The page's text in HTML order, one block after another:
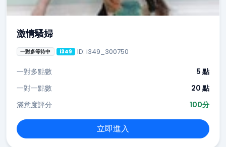
激情騷婦
一對多等待中 i349 ID: i349_300750
一對多點數
5 點
一對一點數
20 點
滿意度評分
100分
立即進入